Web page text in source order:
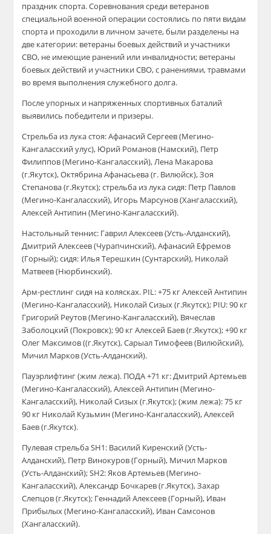
праздник спорта. Соревнования среди ветеранов
специальной военной операции состоялись по пяти видам
спорта и проходили в личном зачете, были разделены на
две категории: ветераны боевых действий и участники
СВО, не имеющие ранений или инвалидности; ветераны
боевых действий и участники СВО, с ранениями, травмами
во время выполнения служебного долга.
После упорных и напряженных спортивных баталий
выявились победители и призеры.
Стрельба из лука стоя: Афанасий Сергеев (Мегино-
Кангаласский улус), Юрий Романов (Намский), Петр
Филиппов (Мегино-Кангаласский), Лена Макарова
(г.Якутск), Октябрина Афанасьева (г. Вилюйск), Зоя
Степанова (г.Якутск); стрельба из лука сидя: Петр Павлов
(Мегино-Кангаласский), Игорь Марсунов (Хангаласский),
Алексей Антипин (Мегино-Кангаласский).
Настольный теннис: Гаврил Алексеев (Усть-Алданский),
Дмитрий Алексеев (Чурапчинский), Афанасий Ефремов
(Горный); сидя: Илья Терешкин (Сунтарский), Николай
Матвеев (Нюрбинский).
Арм-рестлинг сидя на колясках. PIL: +75 кг Алексей Антипин
(Мегино-Кангаласский), Николай Сизых (г.Якутск); PIU: 90 кг
Григорий Реутов (Мегино-Кангаласский), Вячеслав
Заболоцкий (Покровск); 90 кг Алексей Баев (г.Якутск); +90 кг
Олег Максимов ((г.Якутск), Сарыал Тимофеев (Вилюйский),
Мичил Марков (Усть-Алданский).
Пауэрлифтинг (жим лежа). ПОДА +71 кг: Дмитрий Артемьев
(Мегино-Кангаласский), Алексей Антипин (Мегино-
Кангаласский), Николай Сизых (г.Якутск); (жим лежа): 75 кг
90 кг Николай Кузьмин (Мегино-Кангаласский), Алексей
Баев (г.Якутск).
Пулевая стрельба SH1: Василий Киренский (Усть-
Алданский), Петр Винокуров (Горный), Мичил Марков
(Усть-Алданский); SH2: Яков Артемьев (Мегино-
Кангаласский), Александр Бочкарев (г.Якутск), Захар
Слепцов (г.Якутск); Геннадий Алексеев (Горный), Иван
Прибылых (Мегино-Кангаласский), Иван Самсонов
(Хангаласский).